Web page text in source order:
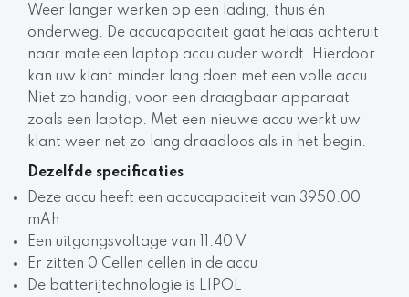
Weer langer werken op een lading, thuis én
onderweg. De accucapaciteit gaat helaas achteruit
naar mate een laptop accu ouder wordt. Hierdoor
kan uw klant minder lang doen met een volle accu.
Niet zo handig, voor een draagbaar apparaat
zoals een laptop. Met een nieuwe accu werkt uw
klant weer net zo lang draadloos als in het begin.
Dezelfde specificaties
Deze accu heeft een accucapaciteit van 3950.00
mAh
Een uitgangsvoltage van 11.40 V
Er zitten 0 Cellen cellen in de accu
De batterijtechnologie is LIPOL